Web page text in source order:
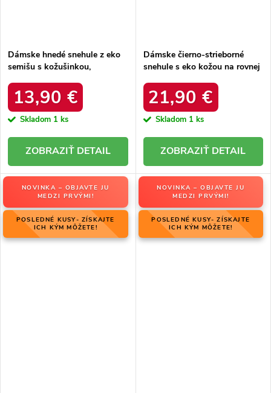
Dámske hnedé snehule z eko
semišu s kožušinkou,
LEOPARD
13,90 €
Skladom 1 ks
DETAIL
Dámske čierno-strieborné
snehule s eko kožou na rovnej
34586 SREBRNY
21,90 €
Skladom 1 ks
DETAIL
NOVINKA – OBJAVTE JU
MEDZI PRVÝMI!
POSLEDNÉ KUSY- ZÍSKAJTE
ICH KÝM MÔŽETE!
NOVINKA – OBJAVTE JU
MEDZI PRVÝMI!
POSLEDNÉ KUSY- ZÍSKAJTE
ICH KÝM MÔŽETE!